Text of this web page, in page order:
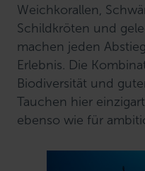
Weichkorallen,
Schildkröten und
machen jeden
Erlebnis. Die
Biodiversität und
Tauchen hier
ebenso wie für